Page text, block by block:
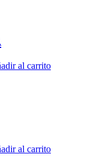
al carrito
al carrito